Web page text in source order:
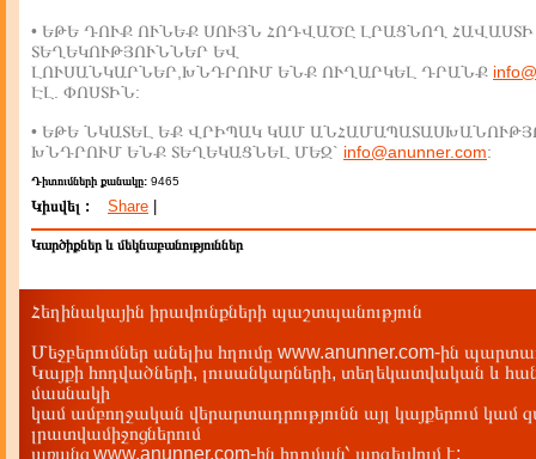
• ԵԹԵ ԴՈՒՔ ՈՒՆԵՔ ՍՈՒՅՆ ՀՈԴՎԱԾԸ ԼՐԱՑՆՈՂ ՀԱՎԱՍՏԻ
ՏԵՂԵԿՈՒԹՅՈՒՆՆԵՐ ԵՎ
ԼՈՒՍԱՆԿԱՐՆԵՐ,ԽՆԴՐՈՒՄ ԵՆՔ ՈՒՂԱՐԿԵԼ ԴՐԱՆՔ
ԷԼ. ՓՈՍՏԻՆ:
• ԵԹԵ ՆԿԱՏԵԼ ԵՔ ՎՐԻՊԱԿ ԿԱՄ
ԽՆԴՐՈՒՄ ԵՆՔ ՏԵՂԵԿԱՑՆԵԼ ՄԵԶ` info@anunner.com:
Դիտումների քանակը: 9465
Կիսվել : Share
Կարծիքներ և մեկնաբանություններ
Հեղինակային իրավունքների պաշտպանություն
Մեջբերումներ անելիս հղումը www.anunner.com-ին
Կայքի հոդվածների, լուսանկարների, տեղեկատվական և
մասնակի
կամ ամբողջական վերարտադրությունն այլ կայքերում կամ
լրատվամիջոցներում
առանց www.anunner.com-ին հղղման՝ արգելվում է: